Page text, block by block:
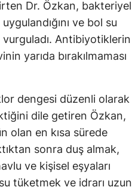
Dr. Özkan, bakteriyel
ve bol su
vurguladı. Antibiyotiklerin
yarıda bırakılmaması
dengesi düzenli olarak
dile getiren Özkan,
olan en kısa sürede
sonra duş almak,
ve kişisel eşyaları
tüketmek ve idrarı uzun